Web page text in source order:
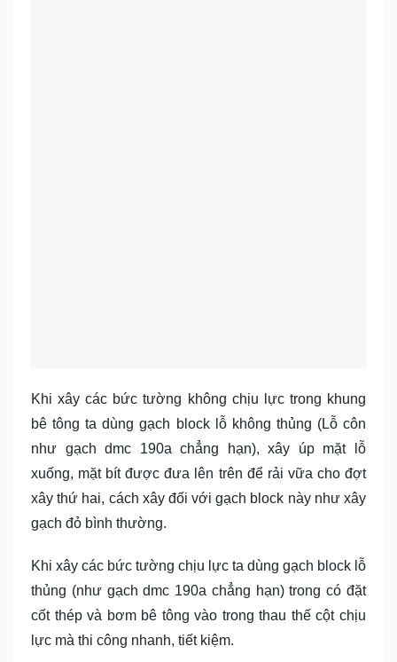
Khi xây các bức tường không chịu lực trong khung
bê tông ta dùng gạch block lỗ không thủng (Lỗ côn
như gạch dmc 190a chẳng hạn), xây úp mặt lỗ
xuống, mặt bít được đưa lên trên để rải vữa cho đợt
xây thứ hai, cách xây đối với gạch block này như xây
gạch đỏ bình thường.
Khi xây các bức tường chịu lực ta dùng gạch block lỗ
thủng (như gạch dmc 190a chẳng hạn) trong có đặt
cốt thép và bơm bê tông vào trong thau thế cột chịu
lực mà thi công nhanh, tiết kiệm.